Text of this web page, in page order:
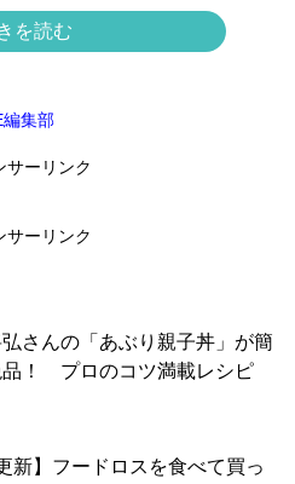
がふんだんに詰まっている10
人では思いつかない食材の組
す！
弘
を読む
ジへ >>
編集部
サーリンク
サーリンク
さんの「あぶり親子丼」が簡
品！ プロのコツ満載レシピ
新】フードロスを食べて買っ